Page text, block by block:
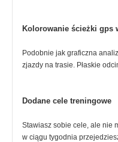
Kolorowanie ścieżki gps
Podobnie jak graficzna
zjazdy na trasie. Płaskie
Dodane cele treningowe
Stawiasz sobie cele, ale nie
w ciągu tygodnia